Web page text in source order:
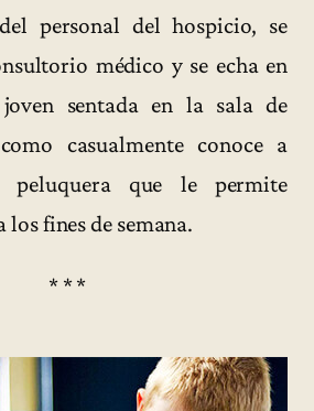
personal del hospicio, se
médico y se echa en
sentada en la sala de
casualmente conoce a
peluquera que le permite
los fines de semana.
* * *